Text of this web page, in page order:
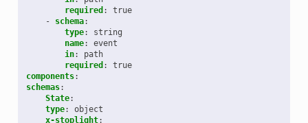
required :
true
-
schema:
type:
string
name:
event
in:
path
required :
true
components:
schemas:
State:
type:
object
x-stoplight: